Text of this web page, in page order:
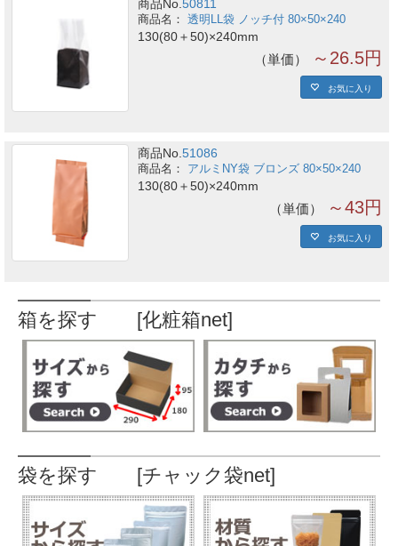
商品No.50811
透明LL袋 ノッチ付 80×50×240
130(80＋50)×240mm
単価 ～26.5円
お気に入り
商品No.51086
アルミNY袋 ブロンズ 80×50×240
130(80＋50)×240mm
単価 ～43円
お気に入り
箱を探す [化粧箱net]
袋を探す [チャック袋net]